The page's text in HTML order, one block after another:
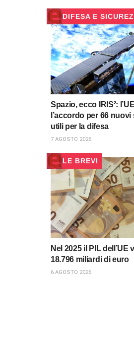
DIFESA E
Spazio, ecco IRIS²:
l’accordo per 66 nuovi
utili per la difesa
7 AGOSTO 2026
LE BREVI
Nel 2025 il PIL dell’UE
18.796 miliardi di euro
6 AGOSTO 2026